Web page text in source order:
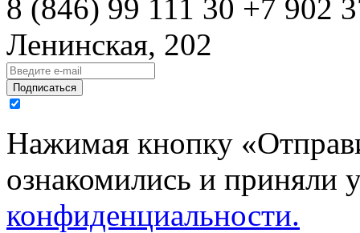
8 (846) 99 111 30 +7 902
Ленинская, 202
Подписаться
Нажимая кнопку
ознакомились и приняли
конфиденциальности.